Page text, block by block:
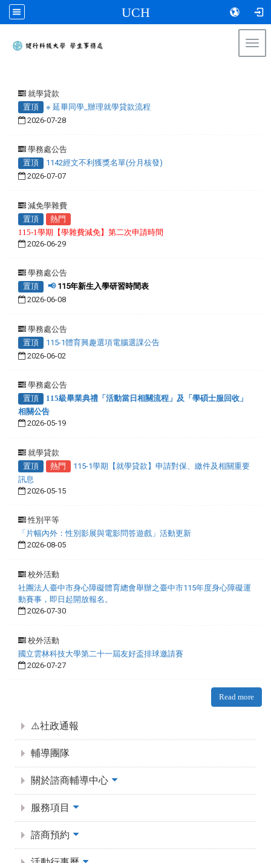
UCH
就學貸款
置頂
※ 延畢同學_辦理就學貸款流程
2026-07-28
學務處公告
置頂
1142經文不利獲獎名單(分月核發)
2026-07-07
減免學雜費
置頂
熱門
115-1學期【學雜費減免】第二次申請時間
2026-06-29
學務處公告
置頂
📢115年新生入學研習時間表
2026-06-08
學務處公告
置頂
115-1體育興趣選項電腦選課公告
2026-06-02
學務處公告
置頂
115級畢業典禮「活動當日相關流程」及「學碩士服回收」
相關公告
2026-05-19
就學貸款
置頂
熱門
115-1學期【就學貸款】申請對保、繳件及相關重要
訊息
2026-05-15
性別平等
「片幅內外：性別影展與電影問答遊戲」活動更新
2026-08-05
校外活動
社團法人臺中市身心障礙體育總會舉辦之臺中市115年度身心障礙運
動賽事，即日起開放報名。
2026-07-30
校外活動
國立雲林科技大學第二十一屆友好盃排球邀請賽
2026-07-27
Read more
⚠️社政通報
輔導團隊
關於諮商輔導中心
服務項目
諮商預約